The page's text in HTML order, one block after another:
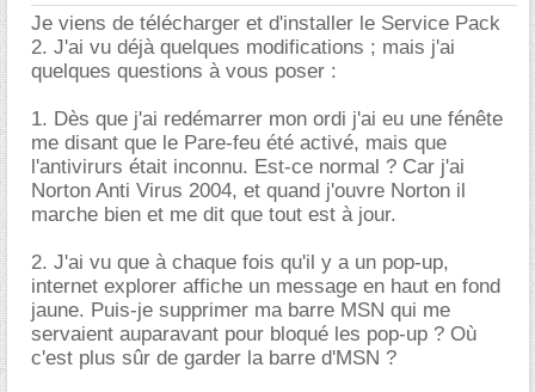
Je viens de télécharger et d'installer le Service Pack
2. J'ai vu déjà quelques modifications ; mais j'ai
quelques questions à vous poser :
1. Dès que j'ai redémarrer mon ordi j'ai eu une fénête
me disant que le Pare-feu été activé, mais que
l'antivirurs était inconnu. Est-ce normal ? Car j'ai
Norton Anti Virus 2004, et quand j'ouvre Norton il
marche bien et me dit que tout est à jour.
2. J'ai vu que à chaque fois qu'il y a un pop-up,
internet explorer affiche un message en haut en fond
jaune. Puis-je supprimer ma barre MSN qui me
servaient auparavant pour bloqué les pop-up ? Où
c'est plus sûr de garder la barre d'MSN ?